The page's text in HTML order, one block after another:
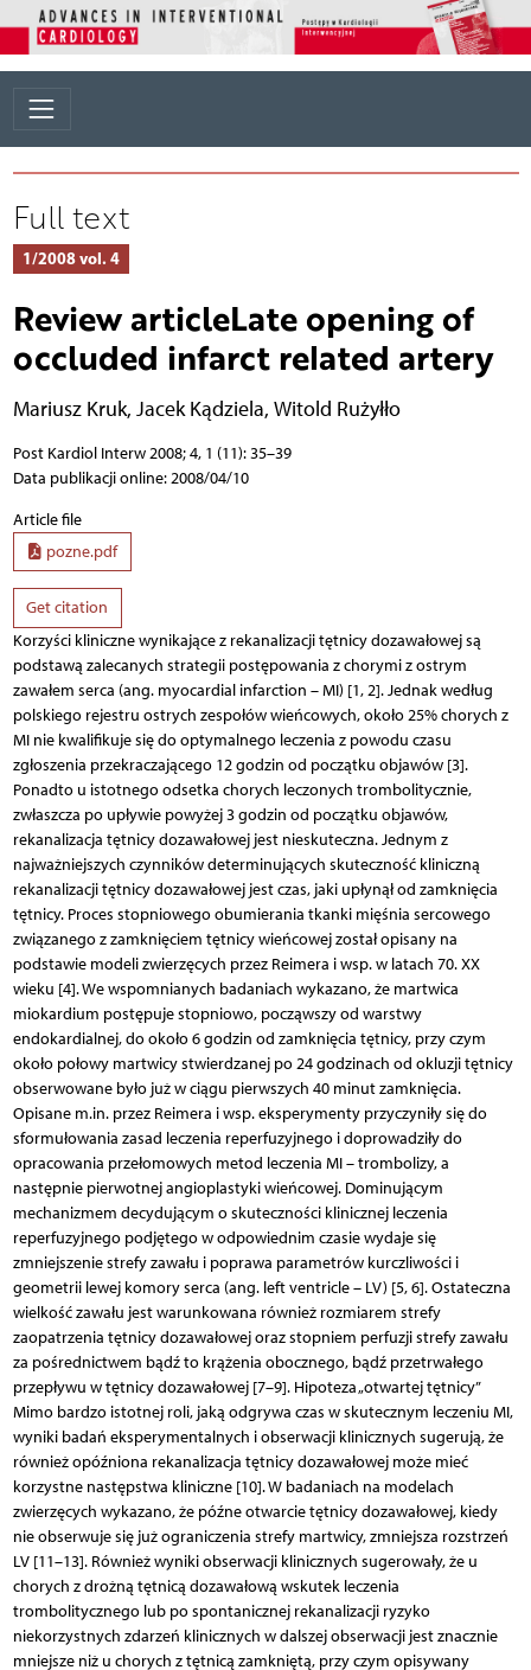
Full text
1/2008 vol. 4
Review articleLate opening of
occluded infarct related artery
Mariusz Kruk, Jacek Kądziela, Witold Rużyłło
Post Kardiol Interw 2008; 4, 1 (11): 35–39
Data publikacji online: 2008/04/10
Article file
pozne.pdf
Get citation
Korzyści kliniczne wynikające z rekanalizacji tętnicy dozawałowej są
podstawą zalecanych strategii postępowania z chorymi z ostrym
zawałem serca (ang. myocardial infarction – MI) [1, 2]. Jednak według
polskiego rejestru ostrych zespołów wieńcowych, około 25% chorych z
MI nie kwalifikuje się do optymalnego leczenia z powodu czasu
zgłoszenia przekraczającego 12 godzin od początku objawów [3].
Ponadto u istotnego odsetka chorych leczonych trombolitycznie,
zwłaszcza po upływie powyżej 3 godzin od początku objawów,
rekanalizacja tętnicy dozawałowej jest nieskuteczna. Jednym z
najważniejszych czynników determinujących skuteczność kliniczną
rekanalizacji tętnicy dozawałowej jest czas, jaki upłynął od zamknięcia
tętnicy. Proces stopniowego obumierania tkanki mięśnia sercowego
związanego z zamknięciem tętnicy wieńcowej został opisany na
podstawie modeli zwierzęcych przez Reimera i wsp. w latach 70. XX
wieku [4]. We wspomnianych badaniach wykazano, że martwica
miokardium postępuje stopniowo, począwszy od warstwy
endokardialnej, do około 6 godzin od zamknięcia tętnicy, przy czym
około połowy martwicy stwierdzanej po 24 godzinach od okluzji tętnicy
obserwowane było już w ciągu pierwszych 40 minut zamknięcia.
Opisane m.in. przez Reimera i wsp. eksperymenty przyczyniły się do
sformułowania zasad leczenia reperfuzyjnego i doprowadziły do
opracowania przełomowych metod leczenia MI – trombolizy, a
następnie pierwotnej angioplastyki wieńcowej. Dominującym
mechanizmem decydującym o skuteczności klinicznej leczenia
reperfuzyjnego podjętego w odpowiednim czasie wydaje się
zmniejszenie strefy zawału i poprawa parametrów kurczliwości i
geometrii lewej komory serca (ang. left ventricle – LV) [5, 6]. Ostateczna
wielkość zawału jest warunkowana również rozmiarem strefy
zaopatrzenia tętnicy dozawałowej oraz stopniem perfuzji strefy zawału
za pośrednictwem bądź to krążenia obocznego, bądź przetrwałego
przepływu w tętnicy dozawałowej [7–9]. Hipoteza „otwartej tętnicy”
Mimo bardzo istotnej roli, jaką odgrywa czas w skutecznym leczeniu MI,
wyniki badań eksperymentalnych i obserwacji klinicznych sugerują, że
również opóźniona rekanalizacja tętnicy dozawałowej może mieć
korzystne następstwa kliniczne [10]. W badaniach na modelach
zwierzęcych wykazano, że późne otwarcie tętnicy dozawałowej, kiedy
nie obserwuje się już ograniczenia strefy martwicy, zmniejsza rozstrzeń
LV [11–13]. Również wyniki obserwacji klinicznych sugerowały, że u
chorych z drożną tętnicą dozawałową wskutek leczenia
trombolitycznego lub po spontanicznej rekanalizacji ryzyko
niekorzystnych zdarzeń klinicznych w dalszej obserwacji jest znacznie
mniejsze niż u chorych z tętnicą zamkniętą, przy czym opisywany